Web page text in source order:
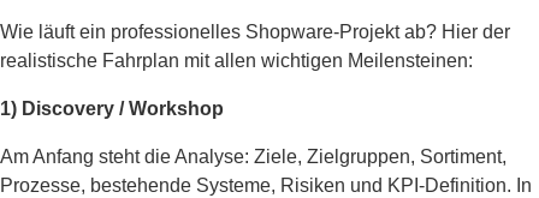
Wie läuft ein professionelles Shopware-Projekt ab? Hier der
realistische Fahrplan mit allen wichtigen Meilensteinen:
1) Discovery / Workshop
Am Anfang steht die Analyse: Ziele, Zielgruppen, Sortiment,
Prozesse, bestehende Systeme, Risiken und KPI-Definition. In